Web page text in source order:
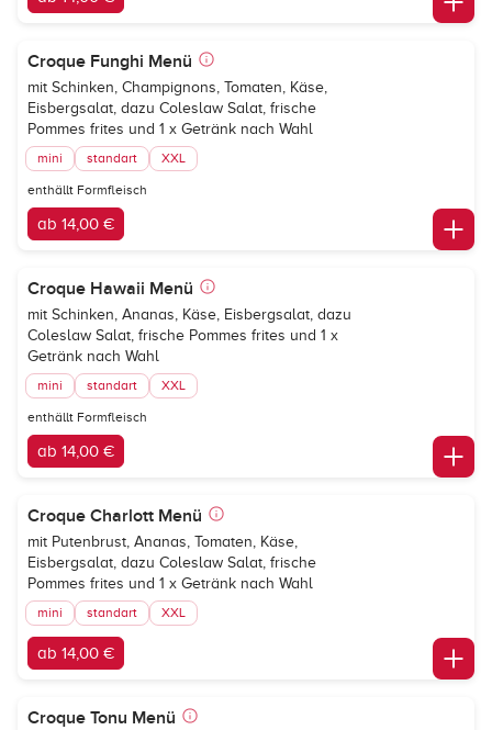
Croque Funghi Menü
mit Schinken, Champignons, Tomaten, Käse,
Eisbergsalat, dazu Coleslaw Salat, frische
Pommes frites und 1 x Getränk nach Wahl
mini standart XXL
enthällt Formfleisch
ab 14,00 €
Croque Hawaii Menü
mit Schinken, Ananas, Käse, Eisbergsalat, dazu
Coleslaw Salat, frische Pommes frites und 1 x
Getränk nach Wahl
mini standart XXL
enthällt Formfleisch
ab 14,00 €
Croque Charlott Menü
mit Putenbrust, Ananas, Tomaten, Käse,
Eisbergsalat, dazu Coleslaw Salat, frische
Pommes frites und 1 x Getränk nach Wahl
mini standart XXL
ab 14,00 €
Croque Tonu Menü